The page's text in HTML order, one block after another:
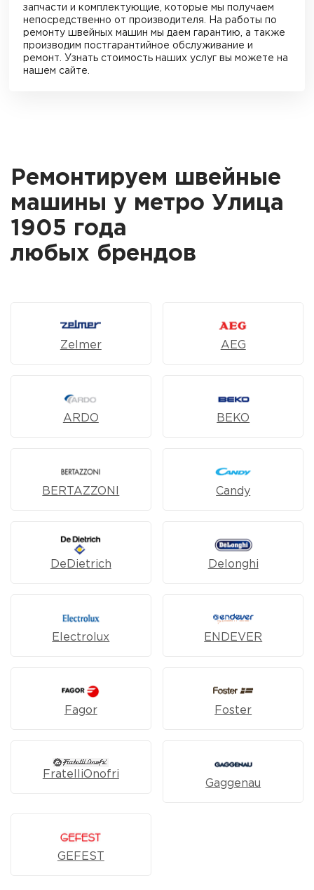
запчасти и комплектующие, которые мы получаем
непосредственно от производителя. На работы по
ремонту швейных машин мы даем гарантию, а также
производим постгарантийное обслуживание и
ремонт. Узнать стоимость наших услуг вы можете на
нашем сайте.
Ремонтируем швейные
машины у метро Улица
1905 года
любых брендов
Zelmer AEG
ARDO BEKO
BERTAZZONI Candy
DeDietrich Delonghi
Electrolux ENDEVER
Fagor Foster
FratelliOnofri
Gaggenau
GEFEST